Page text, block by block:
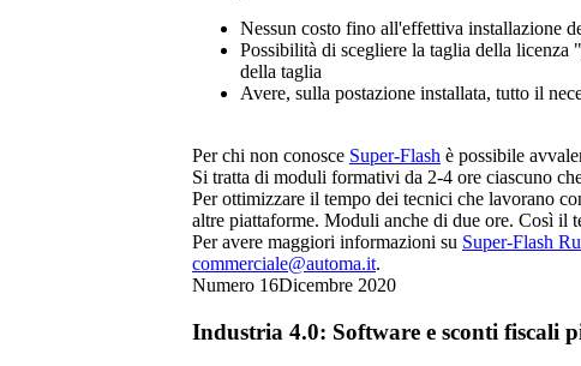
Nessun costo fino all'effettiva installazione
Possibilità di scegliere la taglia della
della taglia
Avere, sulla postazione installata, tutto il
Per chi non conosce Super-Flash è possibile
Si tratta di moduli formativi da 2-4 ore ciascuno
Per ottimizzare il tempo dei tecnici che lavorano
altre piattaforme. Moduli anche di due ore. Così il
Per avere maggiori informazioni su Super-Flash
commerciale@automa.it.
Numero 16Dicembre 2020
Industria 4.0: Software e sconti fiscali